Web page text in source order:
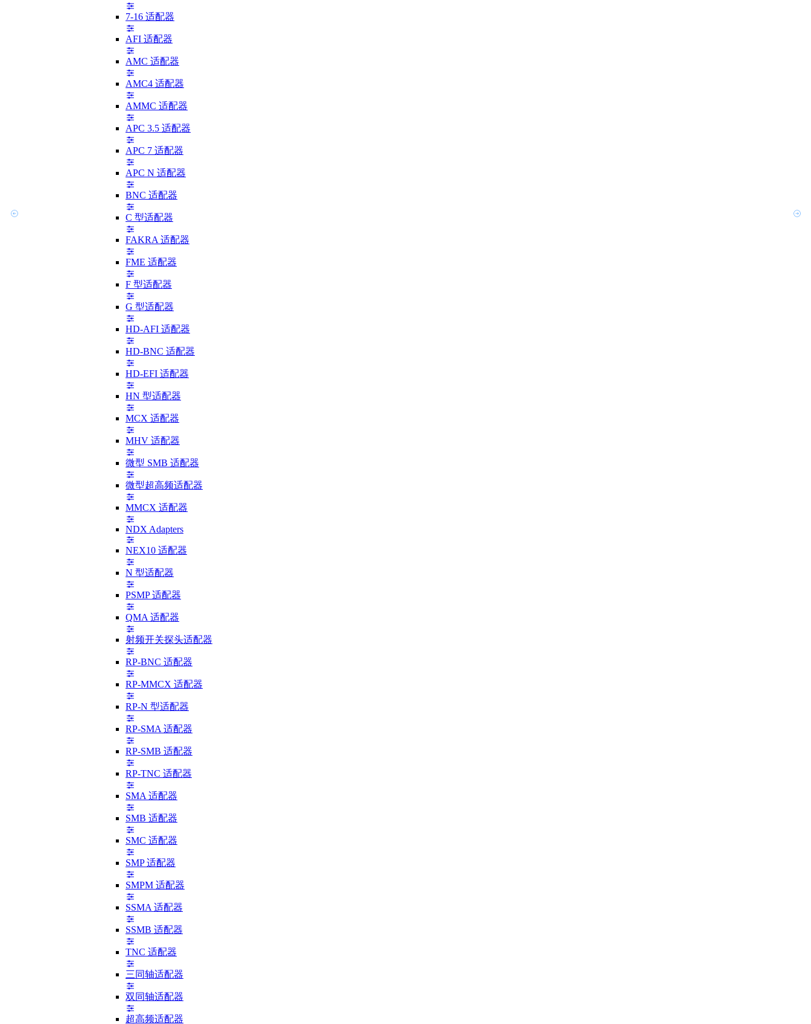
7-16 适配器
AFI 适配器
AMC 适配器
AMC4 适配器
AMMC 适配器
APC 3.5 适配器
APC 7 适配器
APC N 适配器
BNC 适配器
C 型适配器
FAKRA 适配器
FME 适配器
F 型适配器
G 型适配器
HD-AFI 适配器
HD-BNC 适配器
HD-EFI 适配器
HN 型适配器
MCX 适配器
MHV 适配器
微型 SMB 适配器
微型超高频适配器
MMCX 适配器
NDX Adapters
NEX10 适配器
N 型适配器
PSMP 适配器
QMA 适配器
射频开关探头适配器
RP-BNC 适配器
RP-MMCX 适配器
RP-N 型适配器
RP-SMA 适配器
RP-SMB 适配器
RP-TNC 适配器
SMA 适配器
SMB 适配器
SMC 适配器
SMP 适配器
SMPM 适配器
SSMA 适配器
SSMB 适配器
TNC 适配器
三同轴适配器
双同轴适配器
超高频适配器